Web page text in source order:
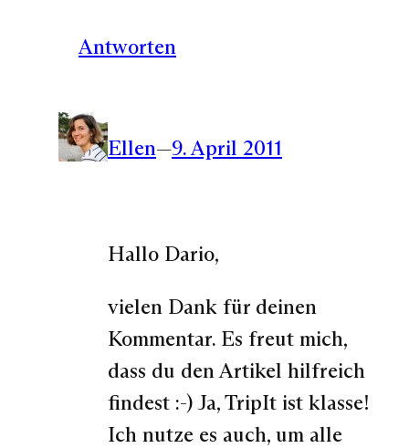
Antworten
Ellen—9. April 2011
Hallo Dario,
vielen Dank für deinen
Kommentar. Es freut mich,
dass du den Artikel hilfreich
findest :-) Ja, TripIt ist klasse!
Ich nutze es auch, um alle